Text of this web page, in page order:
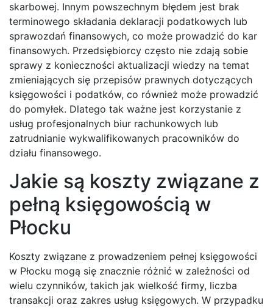
skarbowej. Innym powszechnym błędem jest brak
terminowego składania deklaracji podatkowych lub
sprawozdań finansowych, co może prowadzić do kar
finansowych. Przedsiębiorcy często nie zdają sobie
sprawy z konieczności aktualizacji wiedzy na temat
zmieniających się przepisów prawnych dotyczących
księgowości i podatków, co również może prowadzić
do pomyłek. Dlatego tak ważne jest korzystanie z
usług profesjonalnych biur rachunkowych lub
zatrudnianie wykwalifikowanych pracowników do
działu finansowego.
Jakie są koszty związane z
pełną księgowością w
Płocku
Koszty związane z prowadzeniem pełnej księgowości
w Płocku mogą się znacznie różnić w zależności od
wielu czynników, takich jak wielkość firmy, liczba
transakcji oraz zakres usług księgowych. W przypadku